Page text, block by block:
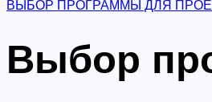
ВЫБОР ПРОГРАММЫ ДЛЯ
Выбор